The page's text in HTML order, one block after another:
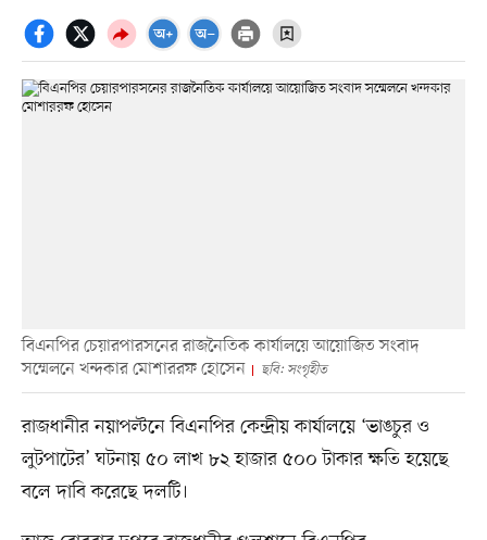
বিএনপির চেয়ারপারসনের রাজনৈতিক কার্যালয়ে আয়োজিত সংবাদ
সম্মেলনে খন্দকার মোশাররফ হোসেন
ছবি: সংগৃহীত
রাজধানীর নয়াপল্টনে বিএনপির কেন্দ্রীয় কার্যালয়ে ‘ভাঙচুর ও
লুটপাটের’ ঘটনায় ৫০ লাখ ৮২ হাজার ৫০০ টাকার ক্ষতি হয়েছে
বলে দাবি করেছে দলটি।